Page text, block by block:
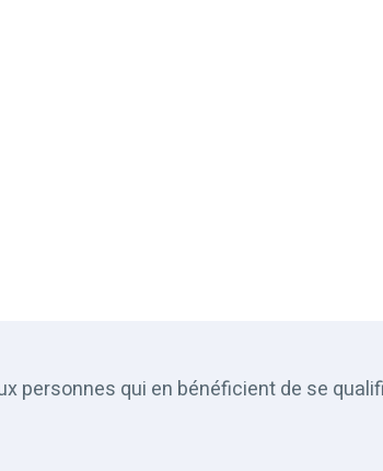
personnes qui en bénéficient de se